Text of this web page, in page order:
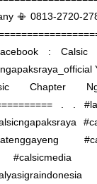
📳 0813-2720-
: Calsic
Chapter
. .
#calsicmedia